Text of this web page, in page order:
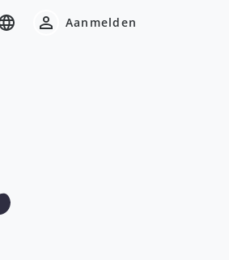
Aanmelden